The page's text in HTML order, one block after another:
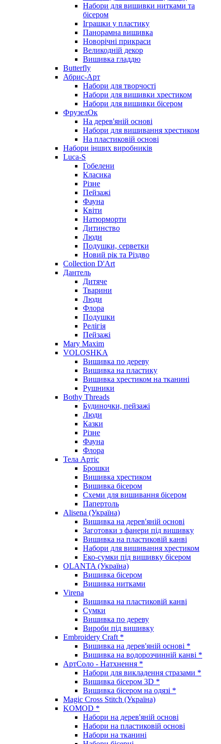
Набори для вишивки нитками та
бісером
Іграшки у пластику
Панорамна вишивка
Новорічні прикраси
Великодній декор
Вишивка гладдю
Butterfly
Абрис-Арт
Набори для творчості
Набори для вишивки хрестиком
Набори для вишивки бісером
ФрузелОк
На дерев'яній основі
Набори для вишивання хрестиком
На пластиковій основі
Набори інших виробників
Luca-S
Гобелени
Класика
Різне
Пейзажі
Фауна
Квіти
Натюрморти
Дитинство
Люди
Подушки, серветки
Новий рік та Різдво
Collection D'Art
Дантель
Дитяче
Тварини
Люди
Флора
Подушки
Релігія
Пейзажі
Mary Maxim
VOLOSHKA
Вишивка по дереву
Вишивка на пластику
Вишивка хрестиком на тканині
Рушники
Bothy Threads
Будиночки, пейзажі
Люди
Казки
Різне
Фауна
Флора
Тела Артіс
Брошки
Вишивка хрестиком
Вишивка бісером
Схеми для вишивання бісером
Папертоль
Alisena (Україна)
Вишивка на дерев'яній основі
Заготовки з фанери під вишивку
Вишивка на пластиковій канві
Набори для вишивання хрестиком
Еко-сумки під вишивку бісером
OLANTA (Україна)
Вишивка бісером
Вишивка нитками
Virena
Вишивка на пластиковій канві
Сумки
Вишивка по дереву
Вироби під вишивку
Embroidery Craft *
Вишивка на дерев'яній основі *
Вишивка на водорозчинній канві *
АртСоло - Натхнення *
Набори для викладення стразами *
Вишивка бісером 3D *
Вишивка бісером на одязі *
Magic Cross Stitch (Україна)
KOMOD *
Набори на дерев'яній основі
Набори на пластиковій основі
Набори на тканині